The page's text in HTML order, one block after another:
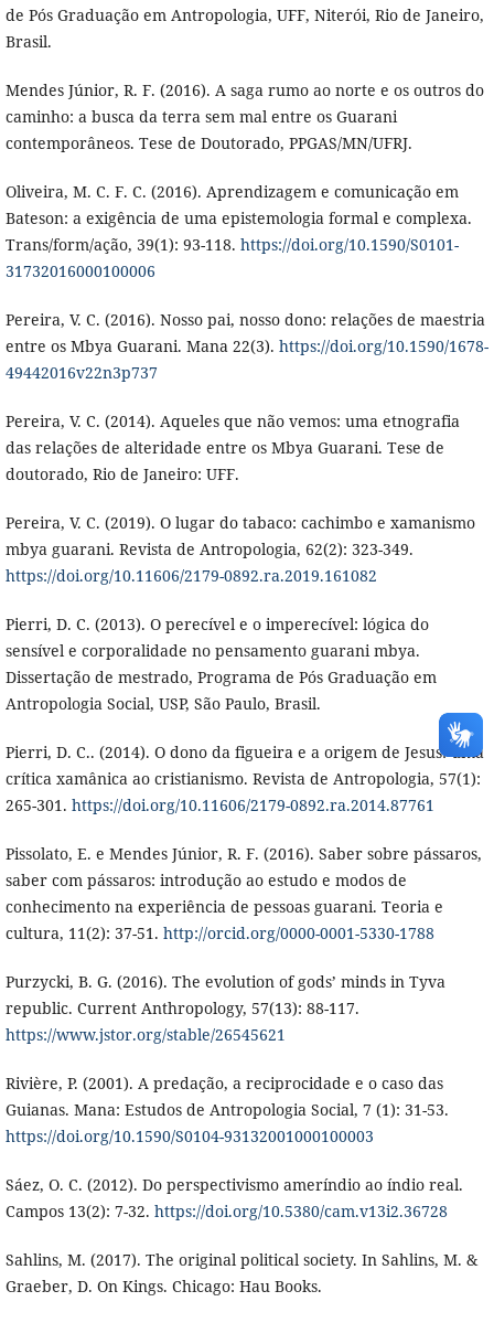
de Pós Graduação em Antropologia, UFF, Niterói, Rio de Janeiro,
Brasil.
Mendes Júnior, R. F. (2016). A saga rumo ao norte e os outros do
caminho: a busca da terra sem mal entre os Guarani
contemporâneos. Tese de Doutorado, PPGAS/MN/UFRJ.
Oliveira, M. C. F. C. (2016). Aprendizagem e comunicação em
Bateson: a exigência de uma epistemologia formal e complexa.
Trans/form/ação, 39(1): 93-118. https://doi.org/10.1590/S0101-
31732016000100006
Pereira, V. C. (2016). Nosso pai, nosso dono: relações de maestria
entre os Mbya Guarani. Mana 22(3). https://doi.org/10.1590/1678-
49442016v22n3p737
Pereira, V. C. (2014). Aqueles que não vemos: uma etnografia
das relações de alteridade entre os Mbya Guarani. Tese de
doutorado, Rio de Janeiro: UFF.
Pereira, V. C. (2019). O lugar do tabaco: cachimbo e xamanismo
mbya guarani. Revista de Antropologia, 62(2): 323-349.
https://doi.org/10.11606/2179-0892.ra.2019.161082
Pierri, D. C. (2013). O perecível e o imperecível: lógica do
sensível e corporalidade no pensamento guarani mbya.
Dissertação de mestrado, Programa de Pós Graduação em
Antropologia Social, USP, São Paulo, Brasil.
Pierri, D. C.. (2014). O dono da figueira e a origem de Jesus: uma
crítica xamânica ao cristianismo. Revista de Antropologia, 57(1):
265-301. https://doi.org/10.11606/2179-0892.ra.2014.87761
Pissolato, E. e Mendes Júnior, R. F. (2016). Saber sobre pássaros,
saber com pássaros: introdução ao estudo e modos de
conhecimento na experiência de pessoas guarani. Teoria e
cultura, 11(2): 37-51. http://orcid.org/0000-0001-5330-1788
Purzycki, B. G. (2016). The evolution of gods’ minds in Tyva
republic. Current Anthropology, 57(13): 88-117.
https://www.jstor.org/stable/26545621
Rivière, P. (2001). A predação, a reciprocidade e o caso das
Guianas. Mana: Estudos de Antropologia Social, 7 (1): 31-53.
https://doi.org/10.1590/S0104-93132001000100003
Sáez, O. C. (2012). Do perspectivismo ameríndio ao índio real.
Campos 13(2): 7-32. https://doi.org/10.5380/cam.v13i2.36728
Sahlins, M. (2017). The original political society. In Sahlins, M. &
Graeber, D. On Kings. Chicago: Hau Books.